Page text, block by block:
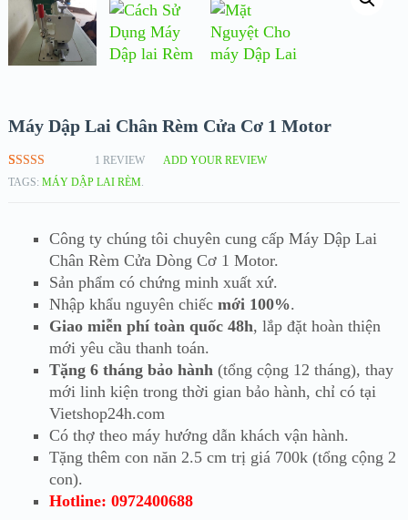
Máy Dập Lai Chân Rèm Cửa Cơ 1 Motor
RATED5.00
1
1 REVIEW
ADD YOUR REVIEW
TAGS: MÁY DẬP LAI RÈM.
Công ty chúng tôi chuyên cung cấp Máy Dập Lai
Chân Rèm Cửa Dòng Cơ 1 Motor.
Sản phẩm có chứng minh xuất xứ.
Nhập khẩu nguyên chiếc mới 100%.
Giao miễn phí toàn quốc 48h, lắp đặt hoàn thiện
mới yêu cầu thanh toán.
Tặng 6 tháng bảo hành (tổng cộng 12 tháng), thay
mới linh kiện trong thời gian bảo hành, chỉ có tại
Vietshop24h.com
Có thợ theo máy hướng dẫn khách vận hành.
Tặng thêm con năn 2.5 cm trị giá 700k (tổng cộng 2
con).
Hotline: 0972400688